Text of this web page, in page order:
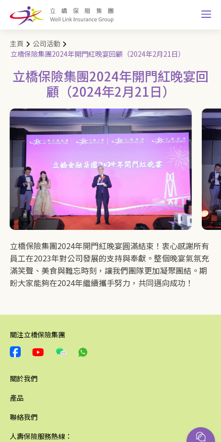
主頁
公司活動
立橋保險集團2024年開門紅晚宴回顧（2024年2月21日）
立橋保險集團2024年開門紅晚宴回
顧（2024年2月21日）
立橋保險集團2024年開門紅晚宴圓滿結束！衷心感謝所有
員工在2023年對公司發展的支持與奉獻。整個晚宴氣氛充
滿笑聲、美食與難忘時刻，讓我們團隊更加凝聚團結。期
盼大家能夠在2024年繼續攜手努力，共同邁向成功！
關注立橋保險集團
關於我們
產品
聯絡我們
人壽保險服務熱線：